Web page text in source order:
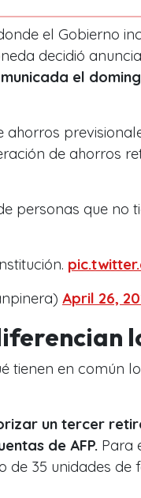
el Gobierno
decidió
el
ahorros
de ahorros
personas que no
April 26,
tienen en común
un tercer
de AFP. Para
de 35 unidades de